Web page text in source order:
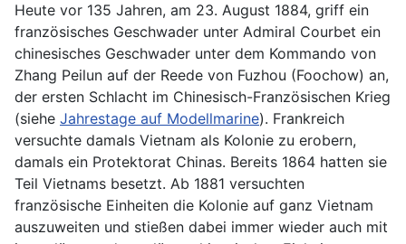
Heute vor 135 Jahren, am 23. August 1884, griff ein
französisches Geschwader unter Admiral Courbet ein
chinesisches Geschwader unter dem Kommando von
Zhang Peilun auf der Reede von Fuzhou (Foochow) an,
der ersten Schlacht im Chinesisch-Französischen Krieg
(siehe Jahrestage auf Modellmarine). Frankreich
versuchte damals Vietnam als Kolonie zu erobern,
damals ein Protektorat Chinas. Bereits 1864 hatten sie
Teil Vietnams besetzt. Ab 1881 versuchten
französische Einheiten die Kolonie auf ganz Vietnam
auszuweiten und stießen dabei immer wieder auch mit